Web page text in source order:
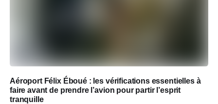
Aéroport Félix Éboué : les vérifications essentielles à
faire avant de prendre l’avion pour partir l’esprit
tranquille